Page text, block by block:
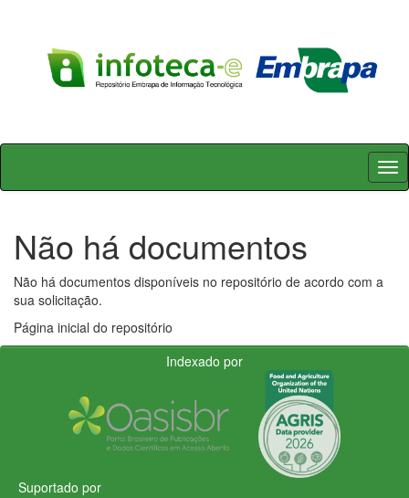
Skip
Não há documentos
Não há documentos disponíveis no repositório de acordo com a
sua solicitação.
Página inicial do repositório
Indexado por
Suportado por